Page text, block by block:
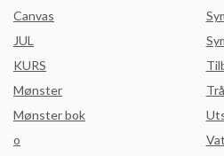
Canvas
JUL
KURS
Mønster
Mønster bok
o